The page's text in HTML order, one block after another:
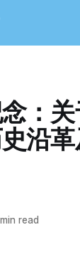
：
沿
read